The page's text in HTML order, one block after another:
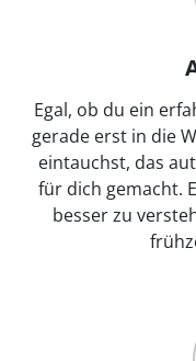
Egal, ob du ein
gerade erst in die
eintauchst, das
für dich gemacht.
besser zu